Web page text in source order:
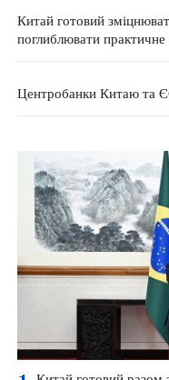
Китай готовий
поглиблювати практичне
Центробанки Китаю та